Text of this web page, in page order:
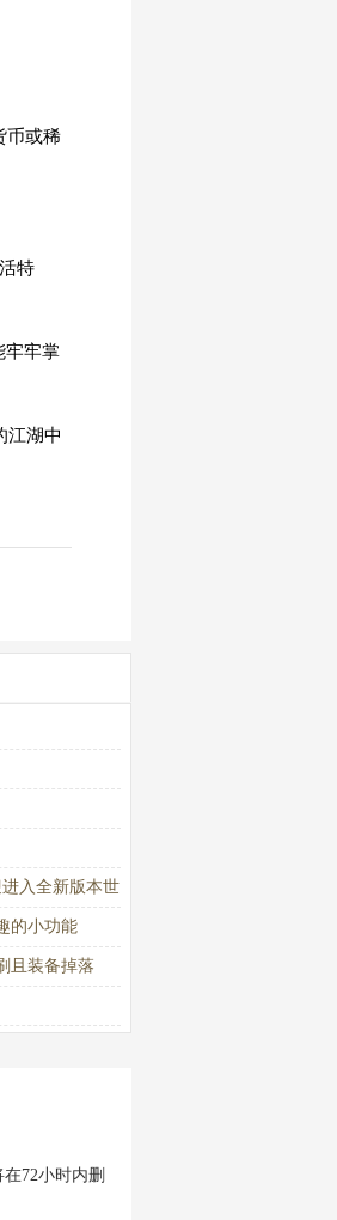
币或稀
特
牢牢掌
江湖中
入全新版本世
的小功能
且装备掉落
72小时内删